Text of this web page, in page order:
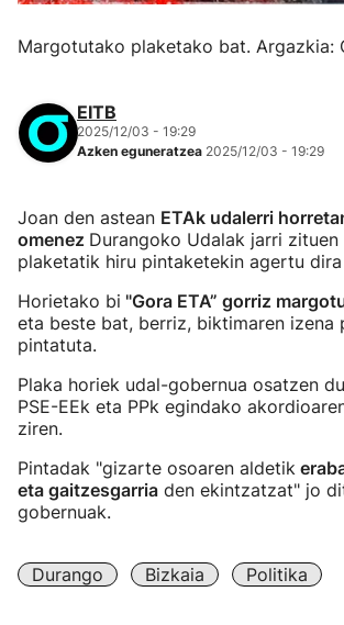
Margotutako plaketako bat. Argazkia:
EITB
2025/12/03 - 19:29
Azken eguneratzea 2025/12/03 - 19:29
Joan den astean ETAk udalerri
omenez Durangoko Udalak jarri
plaketatik hiru pintaketekin agertu dira
Horietako bi "Gora ETA” gorriz
eta beste bat, berriz, biktimaren izena
pintatuta.
Plaka horiek udal-gobernua osatzen
PSE-EEk eta PPk egindako
ziren.
Pintadak "gizarte osoaren aldetik
eta gaitzesgarria den ekintzatzat" jo
gobernuak.
Durango Bizkaia Politika